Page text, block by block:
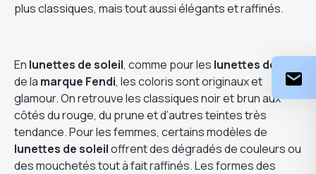
plus classiques, mais tout aussi élégants et raffinés.
En lunettes de soleil, comme pour les lunettes de vue
de la marque Fendi, les coloris sont originaux et
glamour. On retrouve les classiques noir et brun aux
côtés du rouge, du prune et d’autres teintes très
tendance. Pour les femmes, certains modèles de
lunettes de soleiloffrent des dégradés de couleurs ou
des mouchetés tout à fait raffinés. Les formes des